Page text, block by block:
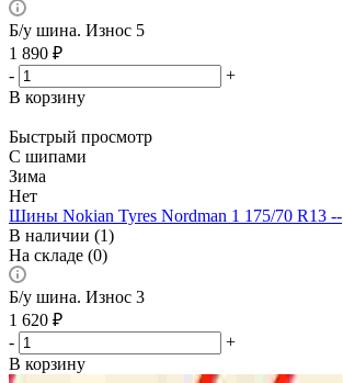
Б/у шина. Износ 5
1 890 ₽
-
+
В корзину
Быстрый просмотр
С шипами
Зима
Нет
Шины Nokian Tyres Nordman 1 175/70 R13 --
В наличии (1)
На складе (0)
Б/у шина. Износ 3
1 620 ₽
-
+
В корзину